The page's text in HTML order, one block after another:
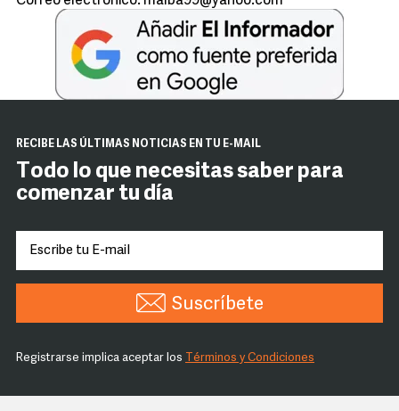
RECIBE LAS ÚLTIMAS NOTICIAS EN TU E-MAIL
Todo lo que necesitas saber para
comenzar tu día
Suscríbete
Registrarse implica aceptar los Términos y Condiciones